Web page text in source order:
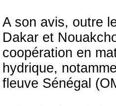
A son avis, outre
Dakar et
coopération en
hydrique,
fleuve Sénégal